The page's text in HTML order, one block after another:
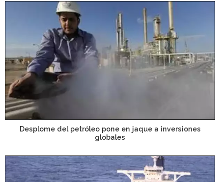
Desplome del petróleo pone en jaque a inversiones
globales